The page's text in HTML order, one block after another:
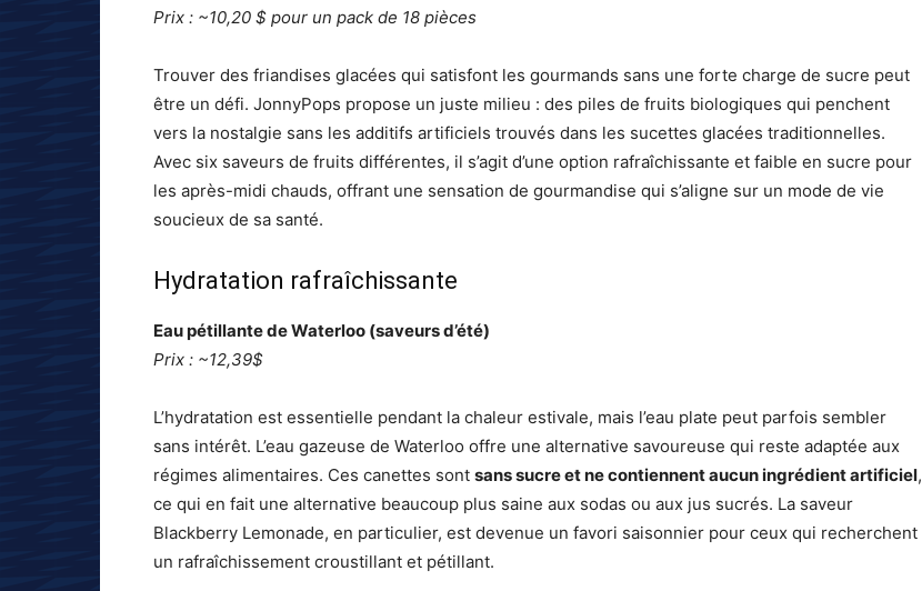
Prix : ~10,20 $ pour un pack de 18 pièces
Trouver des friandises glacées qui satisfont les gourmands sans une forte charge de sucre peut
être un défi. JonnyPops propose un juste milieu : des piles de fruits biologiques qui penchent
vers la nostalgie sans les additifs artificiels trouvés dans les sucettes glacées traditionnelles.
Avec six saveurs de fruits différentes, il s’agit d’une option rafraîchissante et faible en sucre pour
les après-midi chauds, offrant une sensation de gourmandise qui s’aligne sur un mode de vie
soucieux de sa santé.
Hydratation rafraîchissante
Eau pétillante de Waterloo (saveurs d’été)
Prix : ~12,39$
L’hydratation est essentielle pendant la chaleur estivale, mais l’eau plate peut parfois sembler
sans intérêt. L’eau gazeuse de Waterloo offre une alternative savoureuse qui reste adaptée aux
régimes alimentaires. Ces canettes sont sans sucre et ne contiennent aucun ingrédient artificiel,
ce qui en fait une alternative beaucoup plus saine aux sodas ou aux jus sucrés. La saveur
Blackberry Lemonade, en particulier, est devenue un favori saisonnier pour ceux qui recherchent
un rafraîchissement croustillant et pétillant.